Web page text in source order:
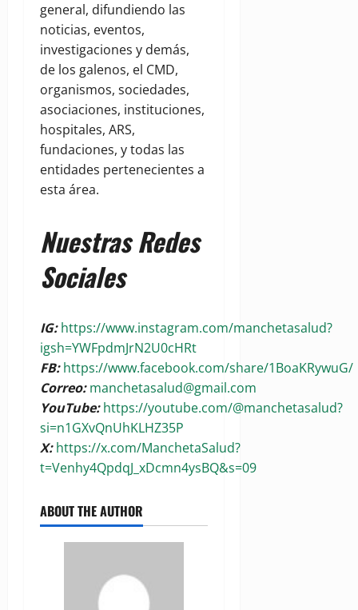
general, difundiendo las
noticias, eventos,
investigaciones y demás,
de los galenos, el CMD,
organismos, sociedades,
asociaciones, instituciones,
hospitales, ARS,
fundaciones, y todas las
entidades pertenecientes a
esta área.
Nuestras Redes
Sociales
IG:https://www.instagram.com/manchetasalud?
igsh=YWFpdmJrN2U0cHRt
FB:https://www.facebook.com/share/1BoaKRywuG/
Correo:manchetasalud@gmail.com
YouTube: https://youtube.com/@manchetasalud?
si=n1GXvQnUhKLHZ35P
X:https://x.com/ManchetaSalud?
t=Venhy4QpdqJ_xDcmn4ysBQ&s=09
ABOUT THE AUTHOR